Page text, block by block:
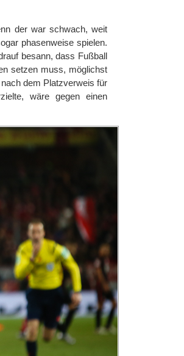
der war schwach, weit
phasenweise spielen.
besann, dass Fußball
setzen muss, möglichst
dem Platzverweis für
wäre gegen einen